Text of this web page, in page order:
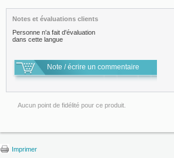
Notes et évaluations clients
Personne n'a fait d'évaluation
dans cette langue
Note / écrire un commentaire
Aucun point de fidélité pour ce produit.
Imprimer